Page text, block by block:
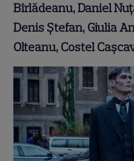
Bîrlădeanu, Daniel
Denis Ștefan, Giulia
Olteanu, Costel